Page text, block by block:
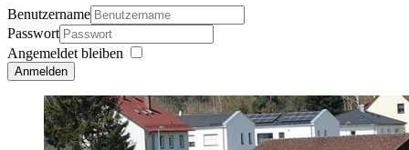
Benutzername
Passwort
Angemeldet bleiben
Anmelden